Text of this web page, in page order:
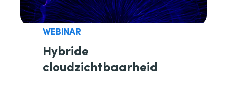
WEBINAR
Hybride
cloudzichtbaarheid